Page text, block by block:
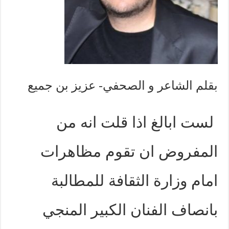
بقلم الشاعر و الصحفي- عزيز بن جميع
لست ابالغ اذا قلت انه من
المفروض ان تقوم مظاهرات
امام وزارة الثقافة للمطالبة
بانصاف الفنان الكبير المنجي